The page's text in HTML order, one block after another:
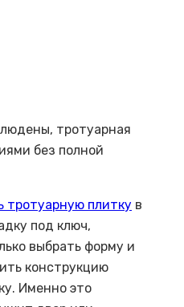
тротуарная
без полной
тротуарную плитку в
под ключ,
выбрать форму и
конструкцию
Именно это